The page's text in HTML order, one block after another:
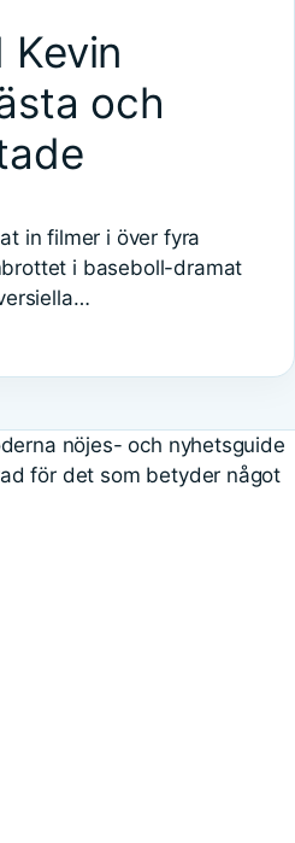
Kevin
och
in filmer i över fyra
i baseboll-dramat
nöjes- och nyhetsguide
för det som betyder något